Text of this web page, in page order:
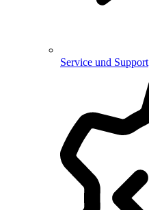
Service und Support